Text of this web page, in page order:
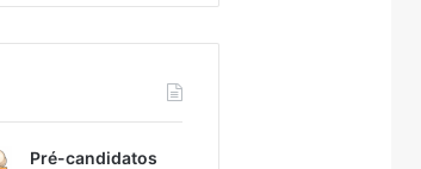
Pré-candidatos